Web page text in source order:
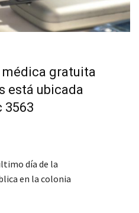
gratuita
está ubicada
3563
día de la
en la colonia